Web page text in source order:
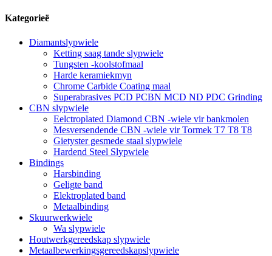
Kategorieë
Diamantslypwiele
Ketting saag tande slypwiele
Tungsten -koolstofmaal
Harde keramiekmyn
Chrome Carbide Coating maal
Superabrasives PCD PCBN MCD ND PDC Grinding
CBN slypwiele
Eelctroplated Diamond CBN -wiele vir bankmolen
Mesversendende CBN -wiele vir Tormek T7 T8 T8
Gietyster gesmede staal slypwiele
Hardend Steel Slypwiele
Bindings
Harsbinding
Geligte band
Elektroplated band
Metaalbinding
Skuurwerkwiele
Wa slypwiele
Houtwerkgereedskap slypwiele
Metaalbewerkingsgereedskapslypwiele